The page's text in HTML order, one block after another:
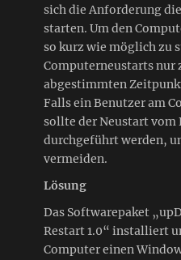
sich die Anforderung
starten. Um den
so kurz wie möglich zu
Computerneustarts nur
abgestimmten
Falls ein Benutzer am
sollte der Neustart
durchgeführt werden,
vermeiden.
Lösung
Das Softwarepaket
Restart 1.0“ installiert
Computer einen